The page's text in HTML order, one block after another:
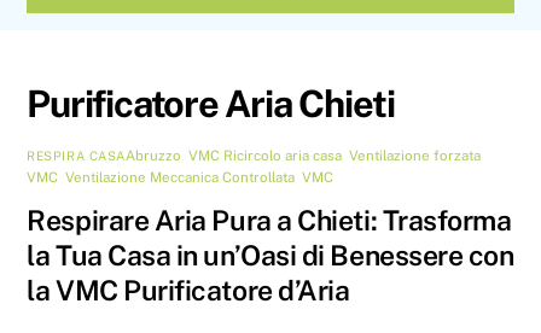
Purificatore Aria Chieti
RESPIRA CASAAbruzzo VMC Ricircolo aria casa, Ventilazione forzata
VMC ,Ventilazione Meccanica Controllata ,VMC
Respirare Aria Pura a Chieti: Trasforma
la Tua Casa in un’Oasi di Benessere con
la VMC Purificatore d’Aria